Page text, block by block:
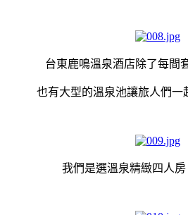
台東鹿鳴溫泉酒店除了每間
也有大型的溫泉池讓旅人們一
我們是選溫泉精緻四人